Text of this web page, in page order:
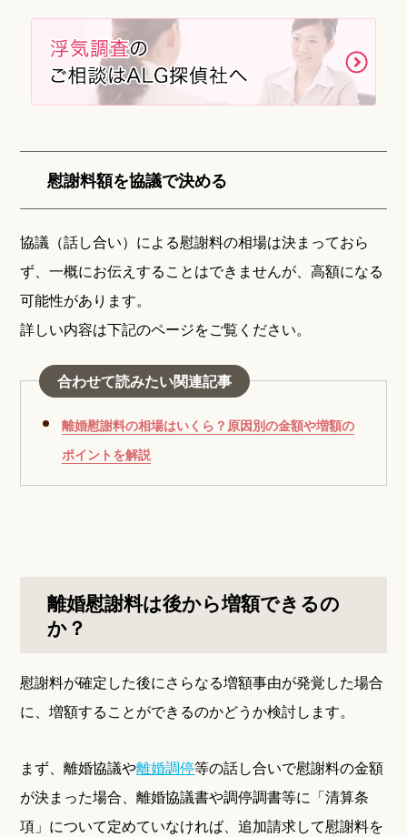
慰謝料額を協議で決める
協議（話し合い）による慰謝料の相場は決まっておら
ず、一概にお伝えすることはできませんが、高額になる
可能性があります。
詳しい内容は下記のページをご覧ください。
合わせて読みたい関連記事
離婚慰謝料の相場はいくら？原因別の金額や増額の
ポイントを解説
離婚慰謝料は後から増額できるの
か？
慰謝料が確定した後にさらなる増額事由が発覚した場合
に、増額することができるのかどうか検討します。
まず、離婚協議や離婚調停等の話し合いで慰謝料の金額
が決まった場合、離婚協議書や調停調書等に「清算条
項」について定めていなければ、追加請求して慰謝料を